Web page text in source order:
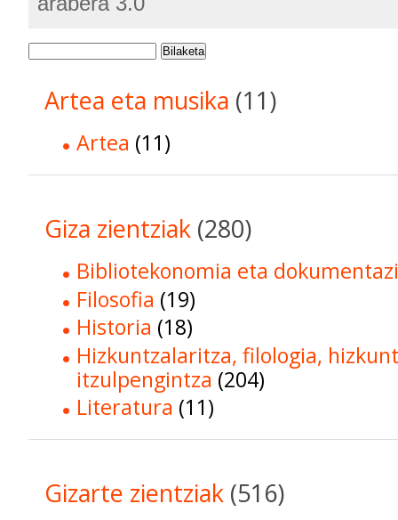
Bilaketa
Artea eta musika (11)
Artea (11)
Giza zientziak (280)
Bibliotekonomia eta
Filosofia (19)
Historia (18)
Hizkuntzalaritza, filologia,
itzulpengintza (204)
Literatura (11)
Gizarte zientziak (516)